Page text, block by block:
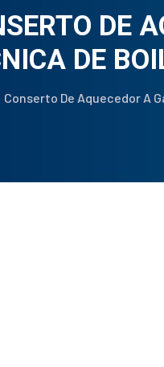
DE
DE
Conserto De Aquecedor A